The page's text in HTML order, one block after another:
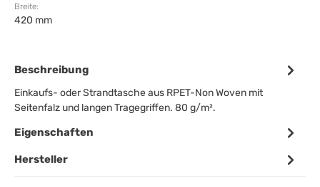
Breite:
420 mm
Beschreibung
Einkaufs- oder Strandtasche aus RPET-Non Woven mit
Seitenfalz und langen Tragegriffen. 80 g/m².
Eigenschaften
Hersteller